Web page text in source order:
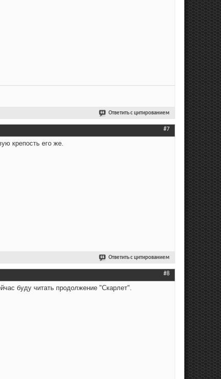
Ответить с цитированием
#7
крепость его же.
Ответить с цитированием
#8
буду читать продолжение "Скарлет".